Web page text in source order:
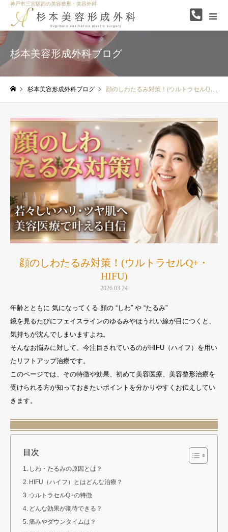
神戸市三宮駅前の美容整形・美容外科
杉本美容形成外科ブログ
杉本美容形成外科ブログ 顔のしわたるみ対策！(ウルトラセルQ+・HIFU)
顔のしわたるみ対策！(ウルトラセルQ+・
HIFU)
2026.03.24
年齢とともに 気になってくる 顔の “しわ” や “たるみ”
鏡を見るたびにフェイスラインのゆるみやほうれい線が目につくと、
気持ちが沈んでしまいますよね。
そんなお悩みに対して、今注目されているのがHIFU（ハイフ）を用い
たリフトアップ治療です。
このページでは、その特徴や効果、初めて美容医療、美容整形治療を
受けられる方が知っておきたいポイントを分かりやすくお伝えしてい
きます。
目次
しわ・たるみの原因とは？
HIFU（ハイフ）とはどんな治療？
ウルトラセルQ+の特徴
どんな効果が期待できる？
痛みやダウンタイムは？